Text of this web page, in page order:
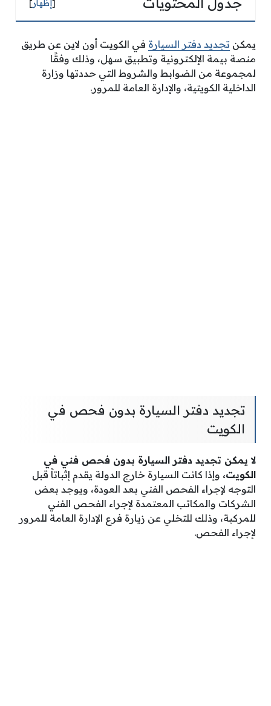
[إظهار]
يمكن تجديد دفتر السيارة في الكويت أون لاين عن طريق
منصة بيمة الإلكترونية وتطبيق سهل، وذلك وفقًا
لمجموعة من الضوابط والشروط التي حددتها وزارة
الداخلية الكويتية، والإدارة العامة للمرور.
تجديد دفتر السيارة بدون فحص في
الكويت
لا يمكن تجديد دفتر السيارة بدون فحص فني في
الكويت، وإذا كانت السيارة خارج الدولة يقدم إثباتاً قبل
التوجه لإجراء الفحص الفني بعد العودة، ويوجد بعض
الشركات والمكاتب المعتمدة لإجراء الفحص الفني
للمركبة، وذلك للتخلي عن زيارة فرع الإدارة العامة للمرور
لإجراء الفحص.